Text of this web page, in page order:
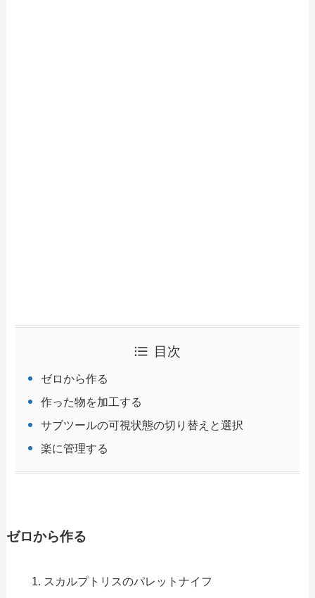
目次
ゼロから作る
作った物を加工する
サブツールの可視状態の切り替えと選択
楽に管理する
ゼロから作る
スカルプトリスのパレットナイフ